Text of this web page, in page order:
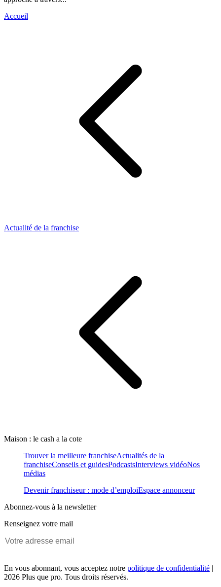
Accueil
Actualité de la franchise
Maison : le cash a la cote
Trouver la meilleure franchiseActualités de la
franchiseConseils et guidesPodcastsInterviews vidéoNos
médias
Devenir franchiseur : mode d’emploiEspace annonceur
Abonnez-vous à la newsletter
Renseignez votre mail
En vous abonnant, vous acceptez notre politique de confidentialité |
2026 Plus que pro. Tous droits réservés.